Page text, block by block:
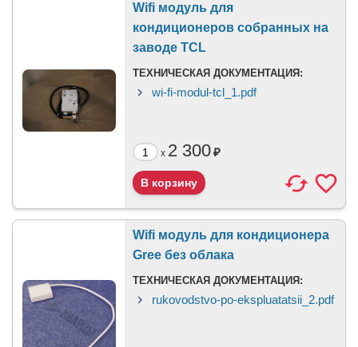
Wifi модуль для
кондиционеров собранных на
заводе TCL
ТЕХНИЧЕСКАЯ ДОКУМЕНТАЦИЯ:
wi-fi-modul-tcl_1.pdf
x 2 300₽
Wifi модуль для кондиционера
Gree без облака
ТЕХНИЧЕСКАЯ ДОКУМЕНТАЦИЯ:
rukovodstvo-po-ekspluatatsii_2.pdf